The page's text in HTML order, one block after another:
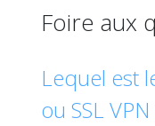
Foire aux
Lequel est
ou SSL VPN